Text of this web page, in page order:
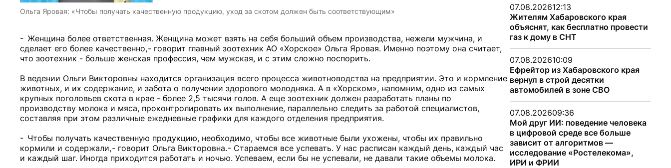
Ольга Яровая: «Чтобы получать качественную продукцию, уход за скотом должен быть соответствующим»
- Женщина более ответственная. Женщина может взять на себя больший объем производства, нежели мужчина, и
сделает его более качественно, - говорит главный зоотехник АО «Хорское» Ольга Яровая. Именно поэтому она считает,
что зоотехник - больше женская профессия, чем мужская, и с этим сложно поспорить.
В ведении Ольги Викторовны находится организация всего процесса животноводства на предприятии. Это и кормление
животных, и их содержание, и забота о получении здорового молодняка. А в «Хорском», напомним, одно из самых
крупных поголовьев скота в крае - более 2,5 тысячи голов. А еще зоотехник должен разработать планы по
производству молока и мяса, проконтролировать их выполнение, параллельно следить за работой специалистов,
составляя при этом различные ежедневные графики для каждого отделения предприятия.
- Чтобы получать качественную продукцию, необходимо, чтобы все животные были ухожены, чтобы их правильно
кормили и содержали, - говорит Ольга Викторовна. - Стараемся все успевать. У нас расписан каждый день, каждый час
и каждый шаг. Иногда приходится работать и ночью. Успеваем, если бы не успевали, не давали такие объемы молока.
07.08.202612:13
Жителям Хабаровского края
объяснят, как бесплатно провести
газ к дому в СНТ
07.08.202610:09
Ефрейтор из Хабаровского края
вернул в строй десятки
автомобилей в зоне СВО
07.08.202609:36
Мой друг ИИ: поведение человека
в цифровой среде все больше
зависит от алгоритмов —
исследование «Ростелекома»,
ИРИ и ФРИИ